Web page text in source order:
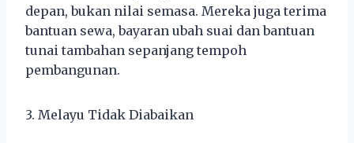
depan, bukan nilai semasa. Mereka juga terima
bantuan sewa, bayaran ubah suai dan bantuan
tunai tambahan sepanjang tempoh
pembangunan.
3. Melayu Tidak Diabaikan